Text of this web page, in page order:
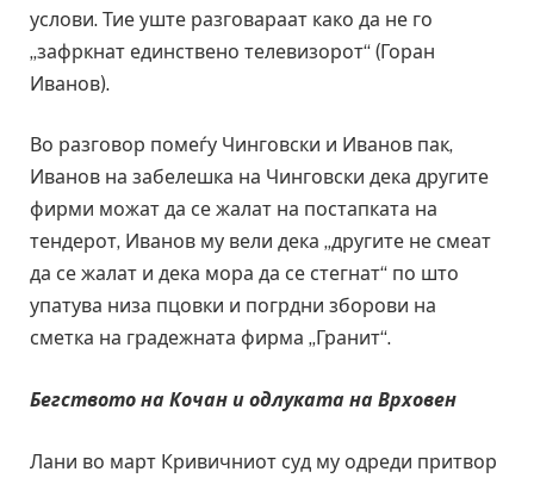
услови. Тие уште разговараат како да не го
„зафркнат единствено телевизорот“ (Горан
Иванов).
Во разговор помеѓу Чинговски и Иванов пак,
Иванов на забелешка на Чинговски дека другите
фирми можат да се жалат на постапката на
тендерот, Иванов му вели дека „другите не смеат
да се жалат и дека мора да се стегнат“ по што
упатува низа пцовки и погрдни зборови на
сметка на градежната фирма „Гранит“.
Бегството на Кочан и одлуката на Врховен
Лани во март Кривичниот суд му одреди притвор